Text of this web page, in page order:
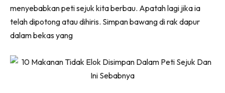
Beli Di Mana
Buat Sendiri
Ilham Impiana
Ilham Impiana Inspirasi Selebriti
menyebabkan peti sejuk kita berbau. Apatah lagi jika ia
telah dipotong atau dihiris. Simpan bawang di rak dapur
dalam bekas yang